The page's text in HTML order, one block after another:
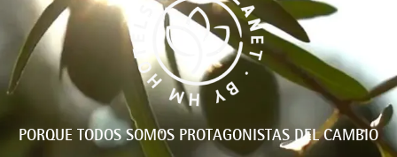
PORQUE TODOS SOMOS PROTAGONISTAS DEL CAMBIO